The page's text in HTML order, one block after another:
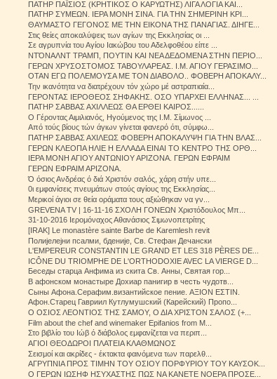
ΠΑΤΗΡ ΠΑΪΣΙΟΣ (ΚΡΗΤΙΚΟΣ Ο ΚΑΡΥΩΤΗΣ) ΛΙΓΑ ΛΟΓΙΑ ΚΑΙ...
ΠΑΤΗΡ ΣΥΜΕΩΝ. ΙΕΡΑ ΜΟΝΗ ΣΙΝΑ. ΓΙΑ ΤΗΝ ΣΗΜΕΡΙΝΗ ΚΡΙ...
ΘΑΥΜΑΣΤΟ ΓΕΓΟΝΟΣ ΜΕ ΤΗΝ ΕΙΚΟΝΑ ΤΗΣ ΠΑΝΑΓΙΑΣ. ΔΙΗΓΕ...
Στις θείες αποκαλύψεις των αγίων της Εκκλησίας οι ...
Σε αγρυπνία του Αγίου Ιακώβου του Αδελφοθέου είπε ...
ΝΤΌΝΑΛΝΤ ΤΡΑΜΠ, ΠΟΥΤΙΝ ΚΑΙ ΝΕΑ ΔΕΔΟΜΕΝΑ ΣΤΗΝ ΠΕΡΙΟ...
ΓΕΡΩΝ ΧΡΥΣΟΣΤΟΜΟΣ ΤΑΒΟΥΛΑΡΕΑΣ. Ι.Μ. ΑΓΙΟΥ ΓΕΡΑΣΙΜΟ...
ΟΤΑΝ ΕΓΩ ΠΟΛΕΜΟΥΣΑ ΜΕ ΤΟΝ ΔΙΑΒΟΛΟ.. ΦΟΒΕΡΗ ΑΠΟΚΑΛΥ...
Την ικανότητα να διατρέχουν τόν χώρο μέ αστραπιαία...
ΓΕΡΟΝΤΑΣ ΙΕΡΟΘΕΟΣ ΣΗΦΑΚΗΣ. ΟΣΟ ΥΠΑΡΧΕΙ ΕΛΛΗΝΑΣ... ...
ΠΑΤΗΡ ΣΑΒΒΑΣ ΑΧΙΛΛΕΩΣ ΘΑ ΕΡΘΕΙ ΚΑΙΡΟΣ......
Ο Γέροντας Αιμιλιανός, Ηγούμενος της Ι.Μ. Σίμωνος ...
Από τούς βίους τών άγιων γίνεται φανερό ότι, σύμφω...
ΠΑΤΗΡ ΣΑΒΒΑΣ ΑΧΙΛΕΩΣ ΦΟΒΕΡΗ ΑΠΟΚΑΛΥΨΗ ΓΙΑ ΤΗΝ ΒΛΑΣ...
ΓΕΡΩΝ ΚΛΕΟΠΑ ΗΛΙΕ Η ΕΛΛΑΔΑ ΕΙΝΑΙ ΤΟ ΚΕΝΤΡΟ ΤΗΣ ΟΡΘ...
ΙΕΡΑ ΜΟΝΗ ΑΓΙΟΥ ΑΝΤΩΝΙΟΥ ΑΡΙΖΟΝΑ. ΓΕΡΩΝ ΕΦΡΑΙΜ
ΓΕΡΩΝ ΕΦΡΑΙΜ ΑΡΙΖΟΝΑ.
Ό όσιος Ανδρέας ό διά Χριστόν σαλός, χάρη στήν υπε...
0ι εμφανίσεις πνευμάτων στούς αγίους της Εκκλησίας...
Μερικοί άγιοι σε θεία οράματα τους αξιώθηκαν να γν...
GREVENA TV | 16-11-16 ΣΧΟΛΗ ΓΟΝΕΩΝ Χριστόδουλος Μπ...
31-10-2016 Ιερομόναχος Αθανάσιος Σιμωνοπετρίτης
[IRAK] Le monastère sainte Barbe de Karemlesh revit
Полијелејни псалми, бденије, Св. Стефан Дечански
L'EMPEREUR CONSTANTIN LE GRAND ET LES 318 PÈRES DE...
ICÔNE DU TRIOMPHE DE L'ORTHODOXIE AVEC LA VIERGE D...
Беседы старца Анфима из скита Св. Анны, Святая гор...
В афонском монастыре Дохиар панигир в честь чудотв...
Сыны Афона.Серафим.византийское пение. ΑΞΙΟΝ ΕΣΤΙΝ.
Афон.Старец Гавриил Кутлумушский (Карейский) Пропо...
Ο ΟΣΙΟΣ ΛΕΟΝΤΙΟΣ ΤΗΣ ΣΑΜΟΥ, Ο ΔΙΑ ΧΡΙΣΤΟΝ ΣΑΛΟΣ (+...
Film about the chef and winemaker Epifanios from M...
Στο βιβλίο του Ιώβ ό διάβολος εμφανίζεται να περιπ...
ΑΓΙΟΙ ΘΕΟΔΩΡΟΙ ΠΛΑΤΕΙΑ ΚΛΑΘΜΩΝΟΣ
Σεισμοί και ακρίδες - έκτακτα φαινόμενα των παρελθ...
ΑΓΡΥΠΝΙΑ ΠΡΟΣ ΤΙΜΗΝ ΤΟΥ ΟΣΙΟΥ ΠΟΡΦΥΡΙΟΥ ΤΟΥ ΚΑΥΣΟΚ...
Ο ΓΕΡΩΝ ΙΩΣΗΦ ΗΣΥΧΑΣΤΗΣ ΠΩΣ ΝΑ ΚΑΝΕΤΕ ΝΟΕΡΑ ΠΡΟΣΕ...